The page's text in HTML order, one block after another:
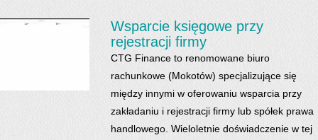
Wsparcie księgowe przy
rejestracji firmy
CTG Finance to renomowane biuro
rachunkowe (Mokotów) specjalizujące się
między innymi w oferowaniu wsparcia przy
zakładaniu i rejestracji firmy lub spółek prawa
handlowego. Wieloletnie doświadczenie w tej